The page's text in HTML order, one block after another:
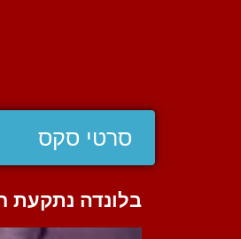
סרטי סקס
בלונדה נתקעת